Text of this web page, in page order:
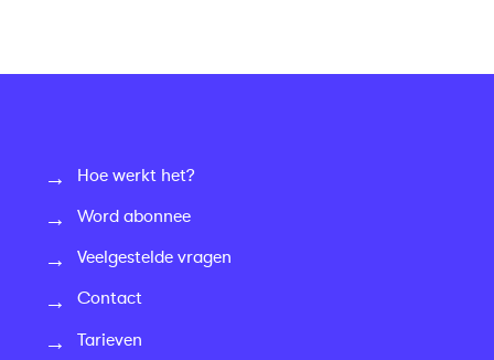
Hoe werkt het?
Word abonnee
Veelgestelde vragen
Contact
Tarieven